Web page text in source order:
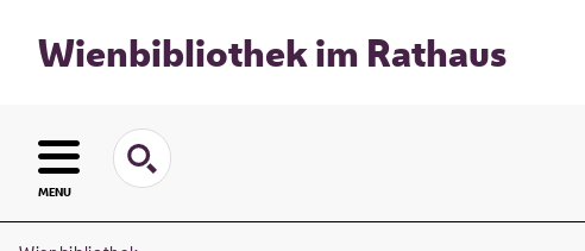
Wienbibliothek im Rathaus
MENU